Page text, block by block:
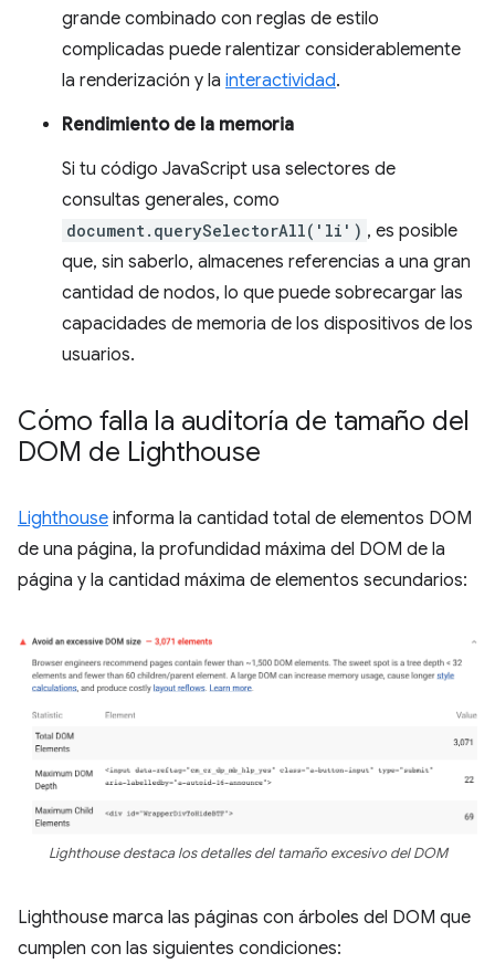
grande combinado con reglas de estilo
complicadas puede ralentizar considerablemente
la renderización y la interactividad.
Rendimiento de la memoria
Si tu código JavaScript usa selectores de
consultas generales, como
document.querySelectorAll('li') , es posible
que, sin saberlo, almacenes referencias a una gran
cantidad de nodos, lo que puede sobrecargar las
capacidades de memoria de los dispositivos de los
usuarios.
Cómo falla la auditoría de tamaño del
DOM de Lighthouse
Lighthouse informa la cantidad total de elementos DOM
de una página, la profundidad máxima del DOM de la
página y la cantidad máxima de elementos secundarios:
Lighthouse destaca los detalles del tamaño excesivo del DOM
Lighthouse marca las páginas con árboles del DOM que
cumplen con las siguientes condiciones: